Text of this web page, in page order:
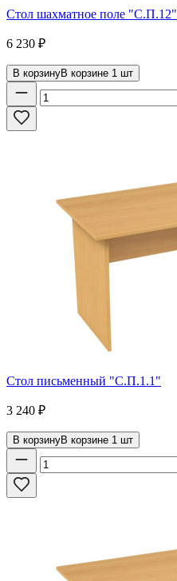
Стол шахматное поле "С.П.12"
6 230 ₽
В корзинуВ корзине 1 шт
Стол письменный "С.П.1.1"
3 240 ₽
В корзинуВ корзине 1 шт